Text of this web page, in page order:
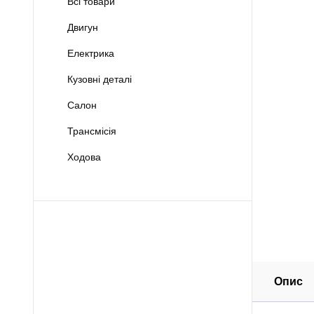
Опис
Двигун
Електрика
Кузовні деталі
Салон
Трансмісія
Ходова